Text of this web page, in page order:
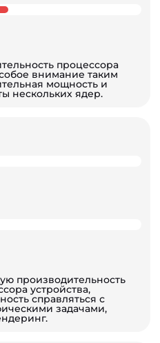
процессора
внимание таким
мощность и
нескольких ядер.
производительность
устройства,
справляться с
задачами,